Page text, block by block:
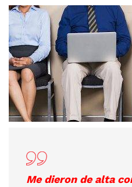
Me dieron de alta